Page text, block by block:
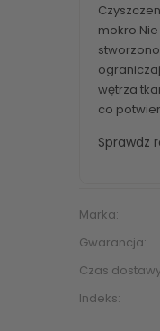
wętrza
co
Sprawdz
Marka:
Gwarancja:
Czas
Indeks: